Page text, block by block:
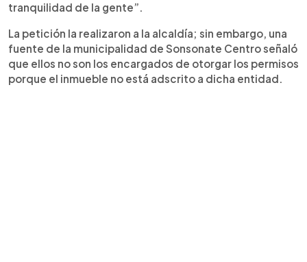
tranquilidad de la gente”.
La petición la realizaron a la alcaldía; sin embargo, una
fuente de la municipalidad de Sonsonate Centro señaló
que ellos no son los encargados de otorgar los permisos
porque el inmueble no está adscrito a dicha entidad.